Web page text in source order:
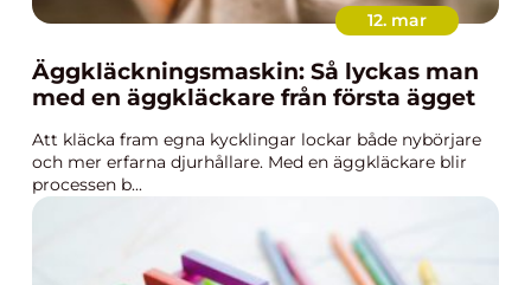
12. mar
Äggkläckningsmaskin: Så lyckas man
med en äggkläckare från första ägget
Att kläcka fram egna kycklingar lockar både nybörjare
och mer erfarna djurhållare. Med en äggkläckare blir
processen b...